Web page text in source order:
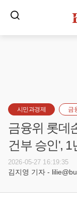
시민과경제 금
금융위 롯데
건부 승인',
2026-05-27 16:19:35
김지영 기자 -